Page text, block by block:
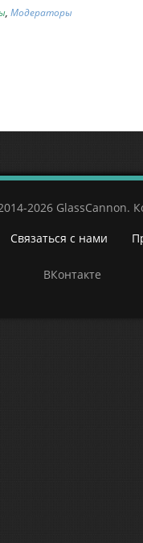
, Модераторы
2026 GlassCannon.
Связаться с нами
ВКонтакте